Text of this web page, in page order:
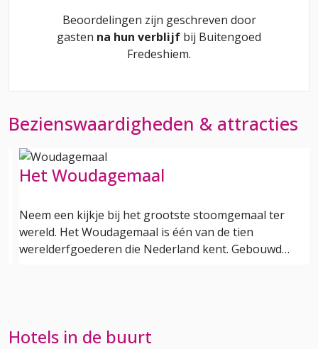
Beoordelingen zijn geschreven door
gasten na hun verblijf bij Buitengoed
Fredeshiem.
Bezienswaardigheden & attracties
Landgoed de Eese
Landgoed de Eese is een uitgestrekt en afwisselend
natuurgebied gelegen op het drielandenpunt van
Drenthe, Overijssel en Friesland. Dit…
Hotels in de buurt